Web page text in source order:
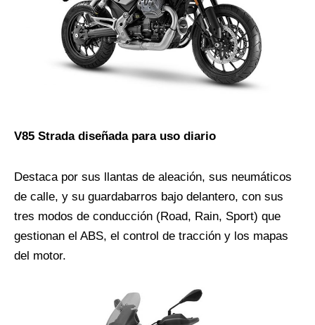
V85 Strada diseñada para uso diario
Destaca por sus llantas de aleación, sus neumáticos
de calle, y su guardabarros bajo delantero, con sus
tres modos de conducción (Road, Rain, Sport) que
gestionan el ABS, el control de tracción y los mapas
del motor.